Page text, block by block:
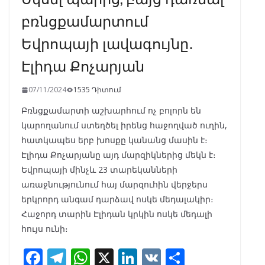
բռնցքամարտում
Եվրոպայի լավագույնը․
Էլիդա Քոչարյան
07/11/2024 1535 Դիտում
Բռնցքամարտի աշխարհում ոչ բոլորն են
կարողանում ստեղծել իրենց հաջողված ուղին,
հատկապես երբ խոսքը կանանց մասին է։
Էլիդա Քոչարյանը այդ մարզիկներից մեկն է։
Եվրոպայի մինչև 23 տարեկանների
առաջնությունում հայ մարզուհին վերջերս
երկրորդ անգամ դարձավ ոսկե մեդալակիր։
Հաջորդ տարին Էլիդան կրկին ոսկե մեդալի
հույս ունի։
F T W X Li V